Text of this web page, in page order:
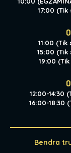
17:00
11:00
15:00
19:00
12:00-14:30
16:00-18:30
Bendra